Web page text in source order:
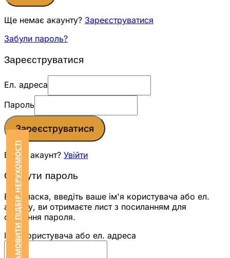
ЗАМОВИТИ ПІДБІР НЕРУХОМОСТІ
Ще немає акаунту? Зареєструватися
Забули пароль?
Зареєструватися
Ел. адреса
Пароль
Зареєструватися
Вже є акаунт? Увійти
Скинути пароль
Будь ласка, введіть ваше ім'я користувача або ел.
адресу, ви отримаєте лист з посиланням для
скидання пароля.
Ім'я користувача або ел. адреса